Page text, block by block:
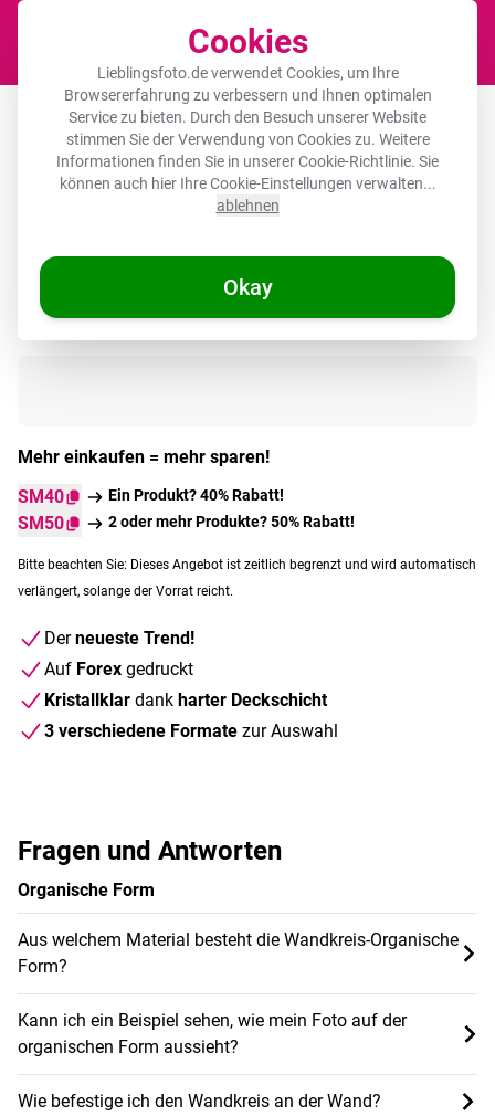
Cookies
Lieblingsfoto.de verwendet Cookies, um Ihre
Browsererfahrung zu verbessern und Ihnen optimalen
Service zu bieten. Durch den Besuch unserer Website
stimmen Sie der Verwendung von Cookies zu. Weitere
Informationen finden Sie in unsererCookie-Richtlinie. Sie
können auch hier Ihre Cookie-Einstellungen verwalten...
ablehnen
Okay
Wandkreis Organic Forex 3mm –
Flamingo - Rosa - Tiere
🌞 SOMMERDEALS
Mehr einkaufen = mehr sparen!
SM40
Ein Produkt? 40% Rabatt!
SM50 2 oder mehr Produkte? 50% Rabatt!
Bitte beachten Sie: Dieses Angebot ist zeitlich begrenzt und wird automatisch
verlängert, solange der Vorrat reicht.
Derneueste Trend!
Auf Forex gedruckt
Kristallklar dank harter Deckschicht
3 verschiedene Formate zur Auswahl
Fragen und Antworten
Organische Form
Aus welchem Material besteht die Wandkreis-Organische
Form?
Kann ich ein Beispiel sehen, wie mein Foto auf der
organischen Form aussieht?
Wie befestige ich den Wandkreis an der Wand?